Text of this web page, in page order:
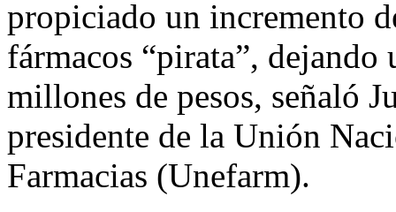
propiciado un incremento
fármacos “pirata”,
millones de pesos, señaló
presidente de la Unión
Farmacias (Unefarm).